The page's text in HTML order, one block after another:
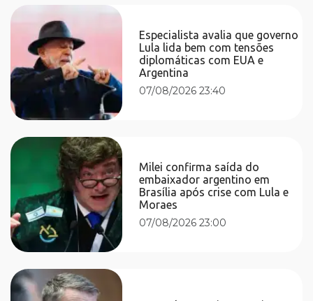
Especialista avalia que governo
Lula lida bem com tensões
diplomáticas com EUA e
Argentina
07/08/2026 23:40
Milei confirma saída do
embaixador argentino em
Brasília após crise com Lula e
Moraes
07/08/2026 23:00